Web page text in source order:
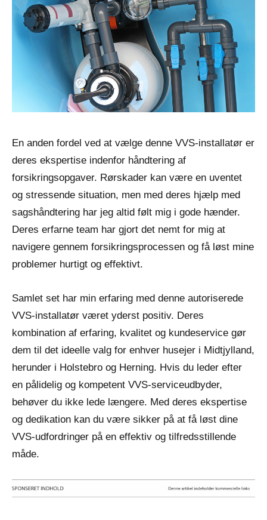
En anden fordel ved at vælge denne VVS-installatør er
deres ekspertise indenfor håndtering af
forsikringsopgaver. Rørskader kan være en uventet
og stressende situation, men med deres hjælp med
sagshåndtering har jeg altid følt mig i gode hænder.
Deres erfarne team har gjort det nemt for mig at
navigere gennem forsikringsprocessen og få løst mine
problemer hurtigt og effektivt.
Samlet set har min erfaring med denne autoriserede
VVS-installatør været yderst positiv. Deres
kombination af erfaring, kvalitet og kundeservice gør
dem til det ideelle valg for enhver husejer i Midtjylland,
herunder i Holstebro og Herning. Hvis du leder efter
en pålidelig og kompetent VVS-serviceudbyder,
behøver du ikke lede længere. Med deres ekspertise
og dedikation kan du være sikker på at få løst dine
VVS-udfordringer på en effektiv og tilfredsstillende
måde.